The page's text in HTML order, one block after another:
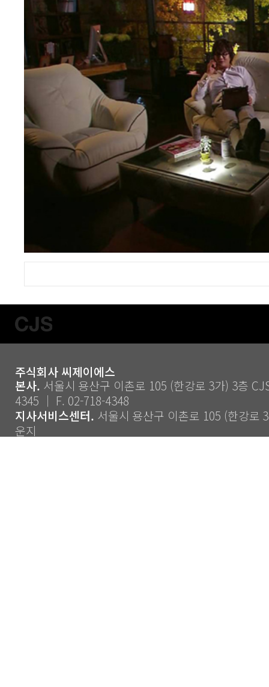
주식회사 씨제이에스
본사. 서울시 용산구 이촌로 105 (한강로 3가) 3층
4345 ｜ F. 02-718-4348
지사서비스센터. 서울시 용산구 이촌로 105 (한강로
운지